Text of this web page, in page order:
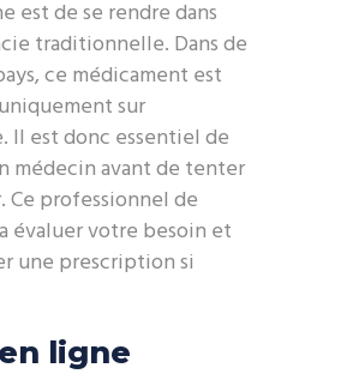
est de se rendre dans
traditionnelle. Dans de
ce médicament est
sur
Il est donc essentiel de
médecin avant de tenter
Ce professionnel de
évaluer votre besoin et
une prescription si
ligne